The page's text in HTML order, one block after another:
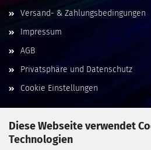
Diese Webseite verwendet
Technologien
Versand- & Zahlungsbedingungen
Impressum
AGB
Privatsphäre und Datenschutz
Cookie Einstellungen
Social Media